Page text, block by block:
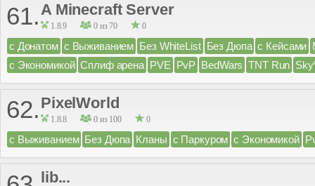
61.A Minecraft Server
1.8.9 0 из 70 0
с Донатом с Выживанием Без WhiteList Без Дюпа с Кейсами
с Экономикой Сплиф арена PVE PvP BedWars TNT Run
62. PixelWorld
1.8.8 0 из 100 0
с Выживанием Без Дюпа Кланы с Паркуром с Экономикой
lib...